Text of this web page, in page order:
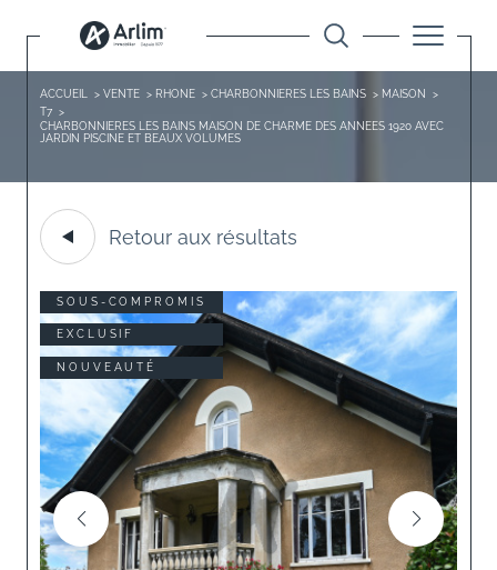
ACCUEIL VENTE RHONE CHARBONNIERES LES BAINS
MAISON
T7
CHARBONNIERES LES BAINS MAISON DE CHARME DES ANNEES 1920 AVEC
JARDIN PISCINE ET BEAUX VOLUMES
Retour aux résultats
SOUS-COMPROMIS
EXCLUSIF
NOUVEAUTÉ